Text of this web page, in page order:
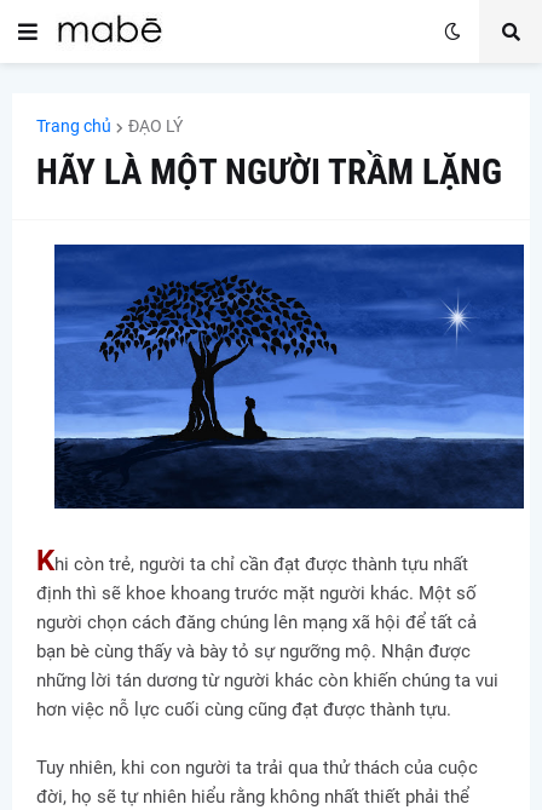
Trang chủ ĐẠO LÝ
HÃY LÀ MỘT NGƯỜI TRẦM LẶNG
Khi còn trẻ, người ta chỉ cần đạt được thành tựu nhất
định thì sẽ khoe khoang trước mặt người khác. Một số
người chọn cách đăng chúng lên mạng xã hội để tất cả
bạn bè cùng thấy và bày tỏ sự ngưỡng mộ. Nhận được
những lời tán dương từ người khác còn khiến chúng ta vui
hơn việc nỗ lực cuối cùng cũng đạt được thành tựu.
Tuy nhiên, khi con người ta trải qua thử thách của cuộc
đời, họ sẽ tự nhiên hiểu rằng không nhất thiết phải thể